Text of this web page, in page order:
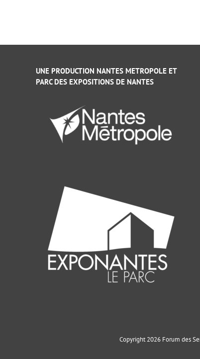
UNE PRODUCTION NANTES METROPOLE ET
PARC DES EXPOSITIONS DE NANTES
Copyright 2026 Forum des